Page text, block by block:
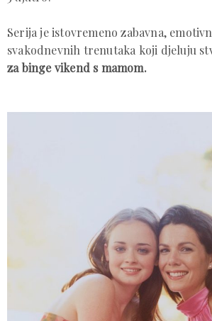
Serija je istovremeno zabavna,
svakodnevnih trenutaka koji djeluju
za binge vikend s mamom.